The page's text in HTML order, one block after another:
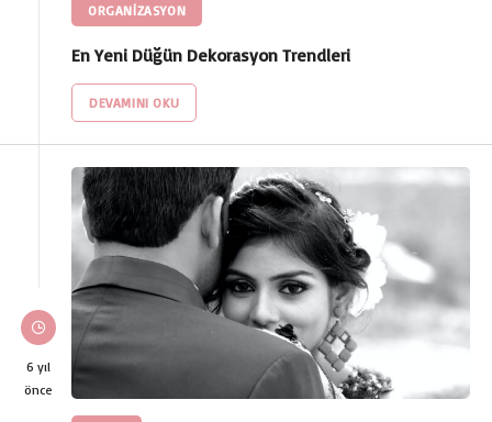
ORGANİZASYON
En Yeni Düğün Dekorasyon Trendleri
DEVAMINI OKU
6 yıl
önce